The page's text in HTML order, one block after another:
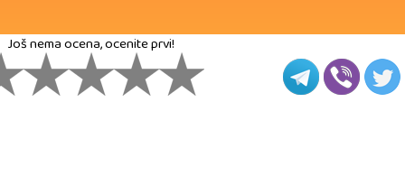
Još nema ocena, ocenite prvi!